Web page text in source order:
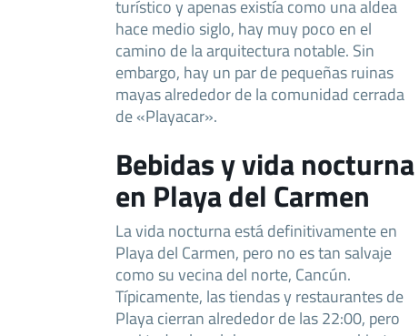
turístico y apenas existía como una aldea
hace medio siglo, hay muy poco en el
camino de la arquitectura notable. Sin
embargo, hay un par de pequeñas ruinas
mayas alrededor de la comunidad cerrada
de «Playacar».
Bebidas y vida nocturna
en Playa del Carmen
La vida nocturna está definitivamente en
Playa del Carmen, pero no es tan salvaje
como su vecina del norte, Cancún.
Típicamente, las tiendas y restaurantes de
Playa cierran alrededor de las 22:00, pero